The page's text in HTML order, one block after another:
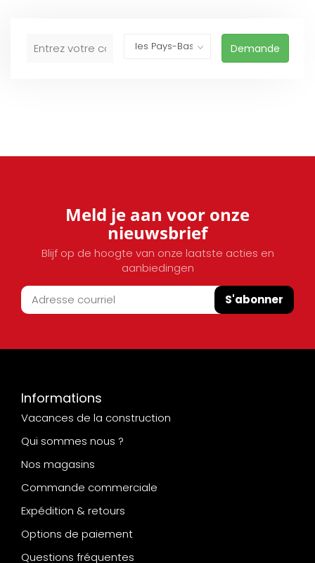
Demande
Meld je aan voor onze
nieuwsbrief
Blijf op de hoogte van onze laatste acties en
aanbiedingen
S'abonner
Informations
Vacances de la construction
Qui sommes nous ?
Nos magasins
Commande commerciale
Expédition & retours
Options de paiement
Questions fréquentes